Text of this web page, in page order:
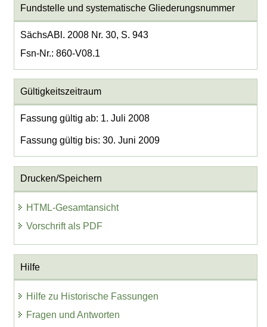
Fundstelle und systematische Gliederungsnummer
SächsABl. 2008 Nr. 30, S. 943
Fsn-Nr.: 860-V08.1
Gültigkeitszeitraum
Fassung gültig ab: 1. Juli 2008
Fassung gültig bis: 30. Juni 2009
Drucken/Speichern
HTML-Gesamtansicht
Vorschrift als PDF
Hilfe
Hilfe zu Historische Fassungen
Fragen und Antworten